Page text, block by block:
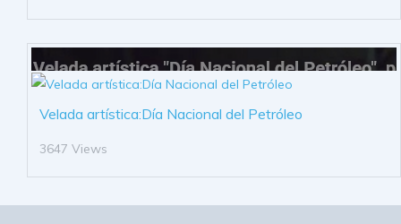
Velada artística:Día Nacional del Petróleo
3647 Views